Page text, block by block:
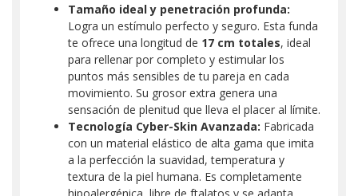
Tamaño ideal y penetración profunda:
Logra un estímulo perfecto y seguro. Esta funda
te ofrece una longitud de 17 cm totales, ideal
para rellenar por completo y estimular los
puntos más sensibles de tu pareja en cada
movimiento. Su grosor extra genera una
sensación de plenitud que lleva el placer al límite.
Tecnología Cyber-Skin Avanzada: Fabricada
con un material elástico de alta gama que imita
a la perfección la suavidad, temperatura y
textura de la piel humana. Es completamente